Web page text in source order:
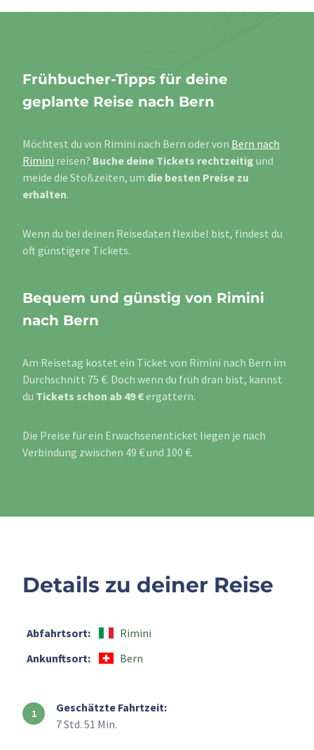
Frühbucher-Tipps für deine
geplante Reise nach Bern
Möchtest du von Rimini nach Bern oder von Bern nach
Rimini reisen? Buche deine Tickets rechtzeitig und
meide die Stoßzeiten, um die besten Preise zu
erhalten.
Wenn du bei deinen Reisedaten flexibel bist, findest du
oft günstigere Tickets.
Bequem und günstig von Rimini
nach Bern
Am Reisetag kostet ein Ticket von Rimini nach Bern im
Durchschnitt 75 €. Doch wenn du früh dran bist, kannst
du Tickets schon ab 49 €ergattern.
Die Preise für ein Erwachsenenticket liegen je nach
Verbindung zwischen 49 € und 100 €.
Details zu deiner Reise
Abfahrtsort:
Rimini
Ankunftsort:
Bern
Geschätzte Fahrtzeit:
7 Std. 51 Min.